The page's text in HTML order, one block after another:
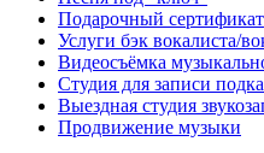
Подарочный сертификат
Услуги бэк вокалиста/
Видеосъёмка
Студия для записи
Выездная студия
Продвижение музыки